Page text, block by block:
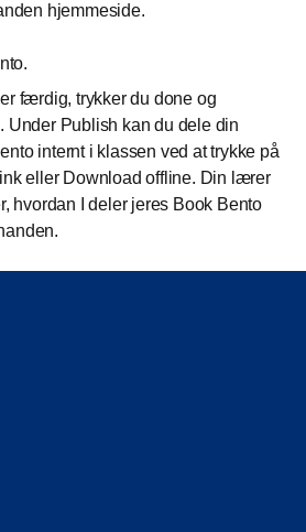
hjemmeside.
færdig, trykker du done og
Under Publish kan du dele din
internt i klassen ved at trykke på
eller Download offline. Din lærer
hvordan I deler jeres Book Bento